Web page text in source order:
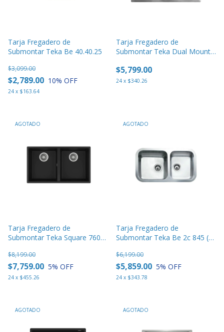
Tarja Fregadero de
Submontar Teka Be 40.40.25
$2,789.00
$3,099.00
10% OFF
24 x $163.64
Tarja Fregadero de
Submontar Teka Dual Mount
$5,799.00
24 x $340.26
AGOTADO
Tarja Fregadero de
Submontar Teka Square 760
$7,759.00
$8,199.00
5% OFF
24 x $455.26
AGOTADO
Tarja Fregadero de
Submontar Teka Be 2c 845 (tu
$5,859.00
$6,199.00
5% OFF
24 x $343.78
AGOTADO AGOTADO